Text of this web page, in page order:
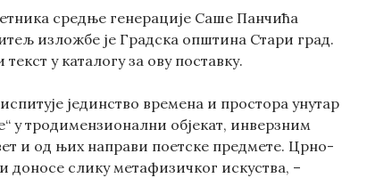
средње генерације Саше Панчића
изложбе је Градска општина Стари град.
у каталогу за ову поставку.
јединство времена и простора унутар
у тродимензионални објекат, инверзним
и од њих направи поетске предмете. Црно-
доносе слику метафизичког искуства, –